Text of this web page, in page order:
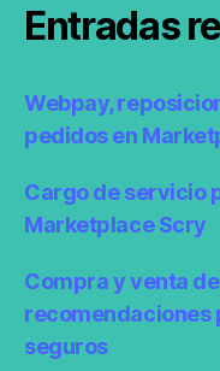
Entradas
Webpay,
pedidos en
Cargo de servicio
Marketplace Scry
Compra y venta
recomendaciones
seguros